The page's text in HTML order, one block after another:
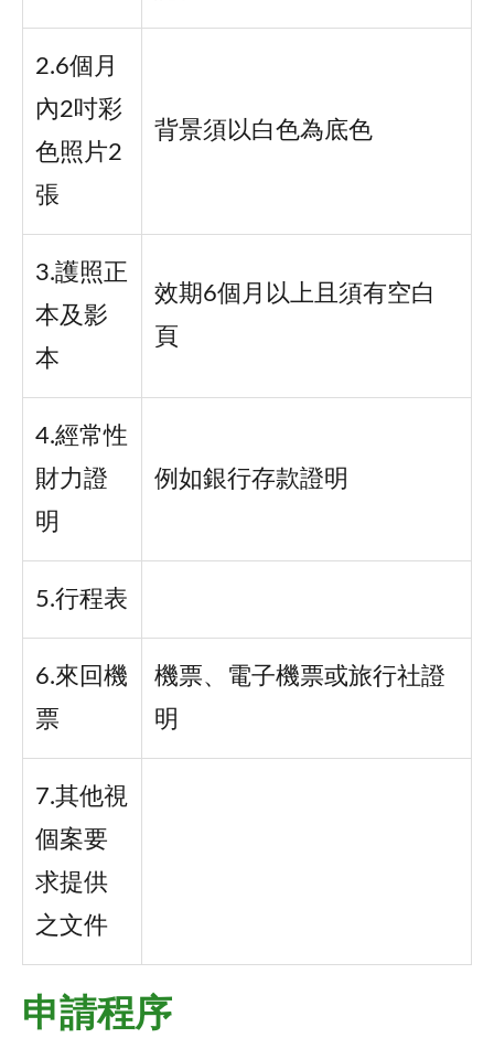
2.6個月
內2吋彩
色照片2
張
背景須以白色為底色
3.護照正
本及影
本
效期6個月以上且須有空白
頁
4.經常性
財力證
明
例如銀行存款證明
5.行程表
6.來回機
票
機票、電子機票或旅行社證
明
7.其他視
個案要
求提供
之文件
申請程序